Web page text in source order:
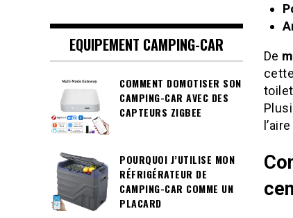
De
EQUIPEMENT CAMPING-CAR
COMMENT DOMOTISER SON
CAMPING-CAR AVEC DES
CAPTEURS ZIGBEE
POURQUOI J’UTILISE MON
RÉFRIGÉRATEUR DE
CAMPING-CAR COMME UN
PLACARD